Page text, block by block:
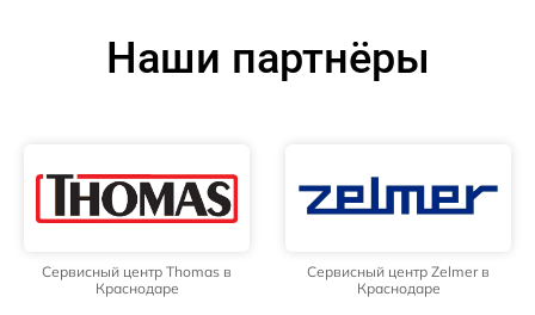
Наши партнёры
Сервисный центр Thomas в
Краснодаре
Сервисный центр Zelmer в
Краснодаре